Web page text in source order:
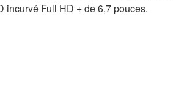
incurvé Full HD + de 6,7 pouces.